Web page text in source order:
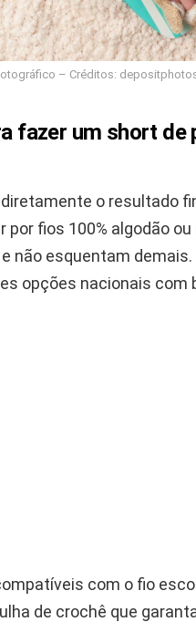
– Créditos:
fazer um short
o resultado
por fios 100% algodão
não esquentam
opções nacionais com
com o fio
de crochê que